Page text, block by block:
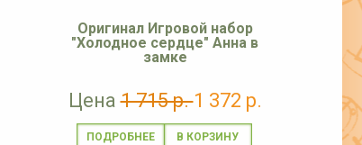
Оригинал Игровой набор
"Холодное сердце" Анна в
замке
Цена1 715 р.1 372 р.
ПОДРОБНЕЕ